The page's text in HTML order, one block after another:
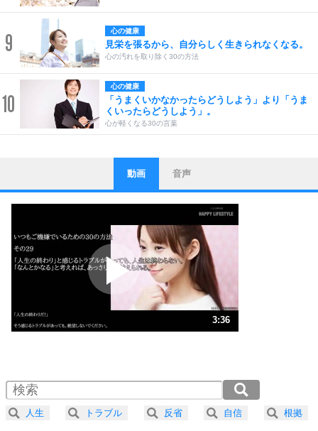
9 心の健康
見栄を張るから、自分らしく生きられなくなる。
心の汚れを取り除く30の方法
10
心の健康
「うまくいかなかったらどうしよう」より「うま
くいったらどうしよう」。
心が軽くなる30の言葉
1
ストレス対策
他人と比べない。
いっそのこと、他人を見ない。
いらいらしない人になる30の方法
プラス思考
ポジティブになれない原因は、行動しないから。
ポジティブ思考になる30の方法
ストレス対策
人生、なんとかなるもの。
気楽に生きる30の方法
4 器の大きい人は、怒りを優しさで表現する。
動画 音声
3:36
2.0倍速 （424KB 1分48秒）
2.5倍速 （340KB 1分26秒）
3.0倍速 （283KB 1分12秒）
人生 トラブル 反省 自信 根拠